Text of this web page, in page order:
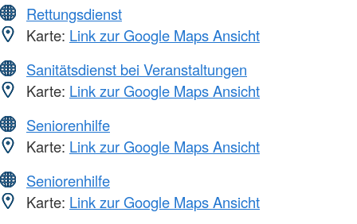
Rettungsdienst
Karte: Link zur Google Maps Ansicht
Sanitätsdienst bei Veranstaltungen
Karte: Link zur Google Maps Ansicht
Seniorenhilfe
Karte: Link zur Google Maps Ansicht
Seniorenhilfe
Karte: Link zur Google Maps Ansicht